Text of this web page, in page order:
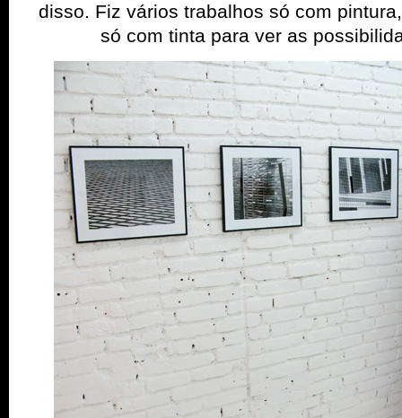
disso. Fiz vários trabalhos só com
só com tinta para ver as